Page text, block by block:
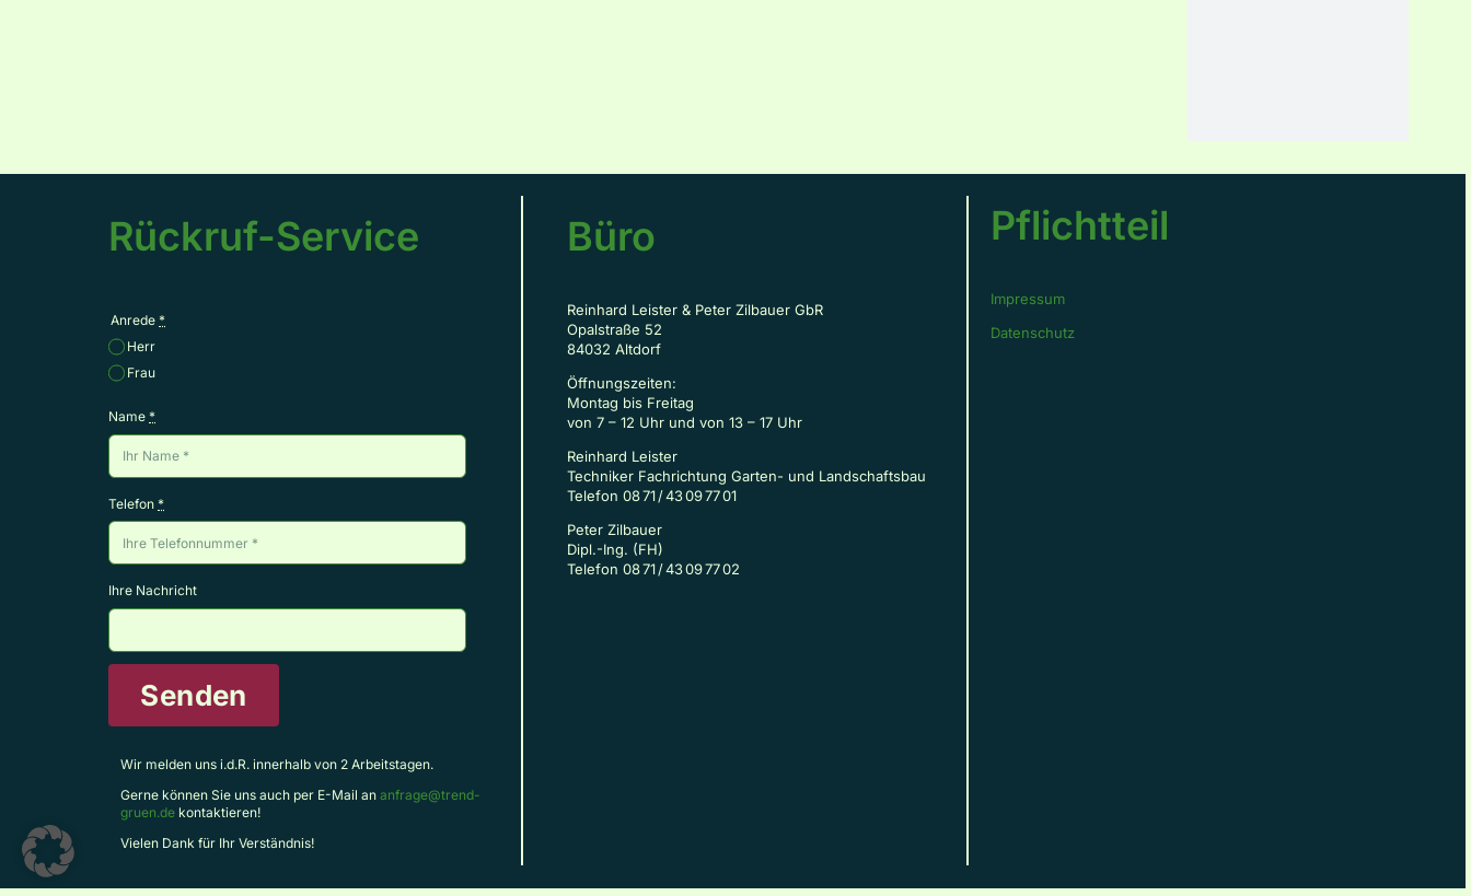
Rückruf-Service
Anrede*
Herr
Frau
Name*
Telefon*
Ihre Nachricht
Senden
Wir melden uns i.d.R. innerhalb von 2 Arbeitstagen.
Gerne können Sie uns auch per E-Mail an anfrage@trend-
gruen.dekontaktieren!
Vielen Dank für Ihr Verständnis!
Büro
Reinhard Leister & Peter Zilbauer GbR
Opalstraße 52
84032 Altdorf
Öffnungszeiten:
Montag bis Freitag
von 7 – 12 Uhr und von 13 – 17 Uhr
Reinhard Leister
Techniker Fachrichtung Garten- und Landschaftsbau
Telefon 08 71 / 43 09 77 01
Peter Zilbauer
Dipl.-Ing. (FH)
Telefon 08 71 / 43 09 77 02
Pflichtteil
Impressum
Datenschutz